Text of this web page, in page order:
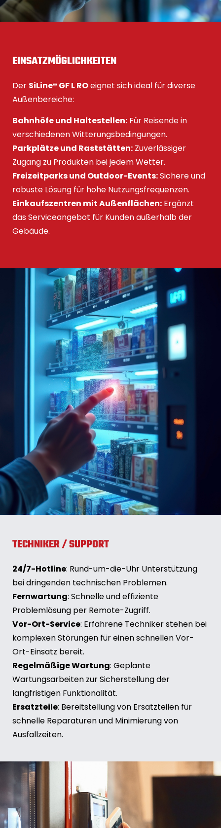
EINSATZMÖGLICHKEITEN
Der SiLine® GF L ROeignet sich ideal für diverse
Außenbereiche:
Bahnhöfe und Haltestellen: Für Reisende in
verschiedenen Witterungsbedingungen.
Parkplätze und Raststätten: Zuverlässiger
Zugang zu Produkten bei jedem Wetter.
Freizeitparks und Outdoor-Events:Sichere und
robuste Lösung für hohe Nutzungsfrequenzen.
Einkaufszentren mit Außenflächen: Ergänzt
das Serviceangebot für Kunden außerhalb der
Gebäude.
TECHNIKER / SUPPORT
24/7-Hotline: Rund-um-die-Uhr Unterstützung
bei dringenden technischen Problemen.
Fernwartung: Schnelle und effiziente
Problemlösung per Remote-Zugriff.
Vor-Ort-Service: Erfahrene Techniker stehen bei
komplexen Störungen für einen schnellen Vor-
Ort-Einsatz bereit.
Regelmäßige Wartung: Geplante
Wartungsarbeiten zur Sicherstellung der
langfristigen Funktionalität.
Ersatzteile: Bereitstellung von Ersatzteilen für
schnelle Reparaturen und Minimierung von
Ausfallzeiten.